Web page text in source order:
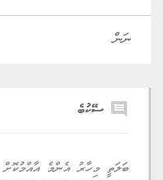
comment ސޭކުބެ
ބަލަތީ މިހާރު އެންމެ